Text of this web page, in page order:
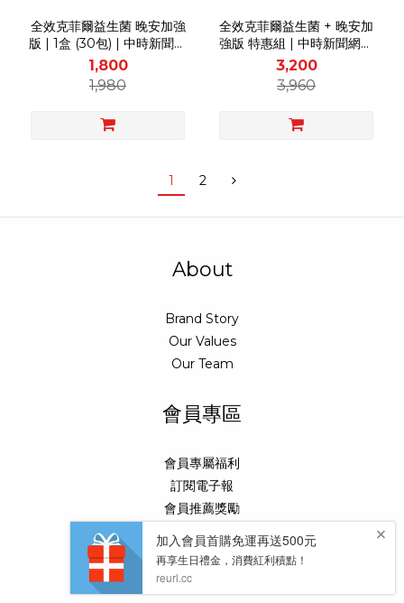
全效克菲爾益生菌 晚安加強
版 | 1盒 (30包) | 中時新聞網
頻道會員特惠
1,800
1,980
全效克菲爾益生菌 + 晚安加
強版 特惠組 | 中時新聞網聯
賣 |
3,200
3,960
1 2
About
Brand Story
Our Values
Our Team
會員專區
會員專屬福利
訂閱電子報
會員推薦獎勵
健康定期GO
Help